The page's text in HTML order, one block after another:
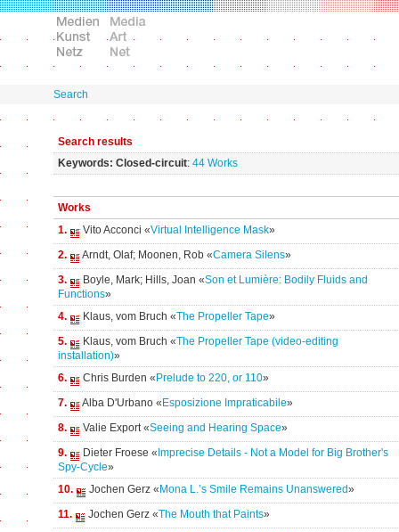
Search
Search results
Keywords: Closed-circuit: 44 Works
Works
1.
Vito Acconci «Virtual Intelligence Mask»
2.
Arndt, Olaf; Moonen, Rob «Camera Silens»
3.
Boyle, Mark; Hills, Joan «Son et Lumière: Bodily Fluids and
Functions»
4.
Klaus, vom Bruch «The Propeller Tape»
5.
Klaus, vom Bruch «The Propeller Tape (video-editing
installation)»
6.
Chris Burden « Prelude to 220, or 110»
7.
Alba D'Urbano « Esposizione Impraticabile»
8.
Valie Export «Seeing and Hearing Space»
9.
Dieter Froese « Imprecise Details - Not a Model for Big Brother's
Spy-Cycle»
10.
Jochen Gerz « Mona L.’s Smile Remains Unanswered»
11.
Jochen Gerz «The Mouth that Paints»